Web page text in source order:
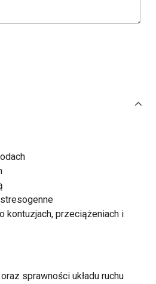
kontuzjach, przeciążeniach i
sprawności układu ruchu